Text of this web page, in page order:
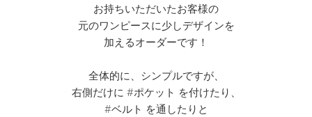
お持ちいただいたお客様の
元のワンピースに少しデザインを
加えるオーダーです！
全体的に、シンプルですが、
右側だけに #ポケット を付けたり、
#ベルト を通したりと